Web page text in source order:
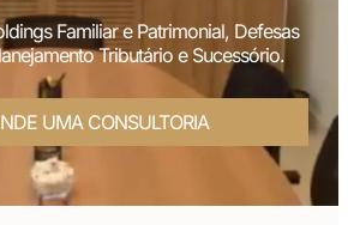
Familiar e Patrimonial, Defesas
Tributário e Sucessório.
UMA CONSULTORIA